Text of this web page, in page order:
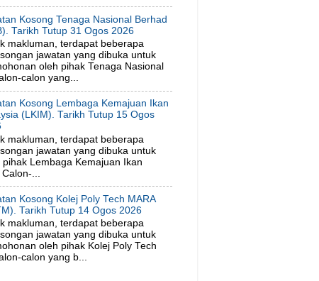
Kosong Tenaga Nasional Berhad
Tarikh Tutup 31 Ogos 2026
makluman, terdapat beberapa
jawatan yang dibuka untuk
oleh pihak Tenaga Nasional
calon yang...
Kosong Lembaga Kemajuan Ikan
(LKIM). Tarikh Tutup 15 Ogos
makluman, terdapat beberapa
jawatan yang dibuka untuk
Lembaga Kemajuan Ikan
...
Kosong Kolej Poly Tech MARA
Tarikh Tutup 14 Ogos 2026
makluman, terdapat beberapa
jawatan yang dibuka untuk
oleh pihak Kolej Poly Tech
calon yang b...